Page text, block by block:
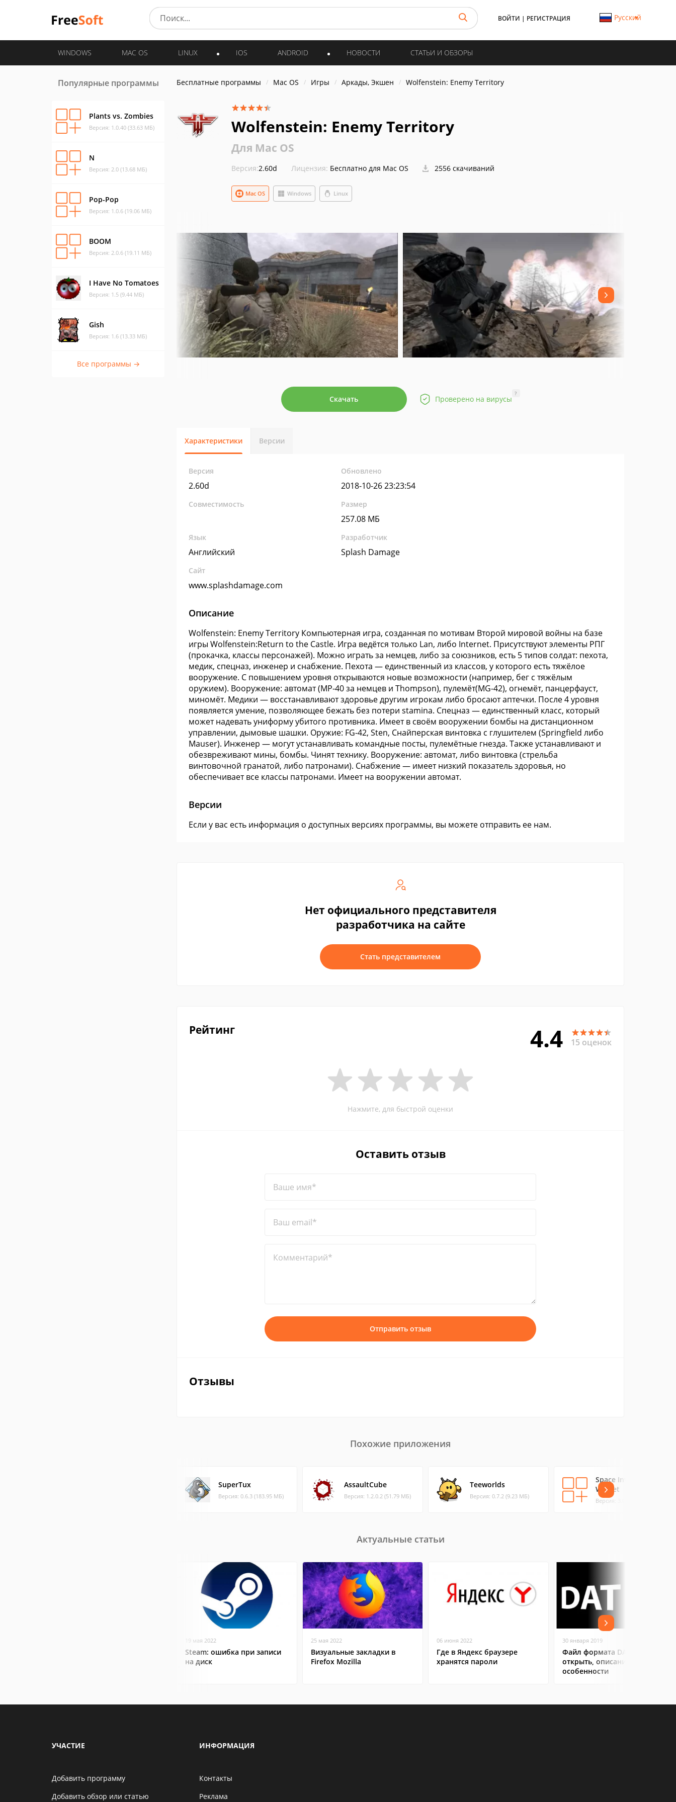
ВОЙТИ | РЕГИСТРАЦИЯ Русский
WINDOWS MAC OS LINUX IOS ANDROID НОВОСТИ СТАТЬИ И ОБЗОРЫ
Популярные программы
Plants vs. Zombies
Версия: 1.0.40 (33.63 МБ)
N
Версия: 2.0 (13.68 МБ)
Pop-Pop
Версия: 1.0.6 (19.06 МБ)
BOOM
Версия: 2.0.6 (19.11 МБ)
I Have No Tomatoes
Версия: 1.5 (9.44 МБ)
Gish
Версия: 1.6 (13.33 МБ)
Все программы →
Бесплатные программы Mac OS Игры Аркады, Экшен Wolfenstein: Enemy Territory
Wolfenstein: Enemy Territory
Для Mac OS
Версия:2.60d Лицензия: Бесплатно для Mac OS 2556 скачиваний
Windows
Mac OS Linux
Скачать Проверено на вирусы
?
Характеристики Версии
Версия
2.60d
Обновлено
2018-10-26 23:23:54
Совместимость Размер
257.08 МБ
Язык
Английский
Разработчик
Splash Damage
Сайт
www.splashdamage.com
Описание
Wolfenstein: Enemy Territory Компьютерная игра, созданная по мотивам Второй мировой войны на базе
игры Wolfenstein:Return to the Castle. Игра ведётся только Lan, либо Internet. Присутствуют элементы РПГ
(прокачка, классы персонажей). Можно играть за немцев, либо за союзников, есть 5 типов солдат: пехота,
медик, спецназ, инженер и снабжение. Пехота — единственный из классов, у которого есть тяжёлое
вооружение. С повышением уровня открываются новые возможности (например, бег с тяжёлым
оружием). Вооружение: автомат (MP-40 за немцев и Thompson), пулемёт(MG-42), огнемёт, панцерфауст,
миномёт. Медики — восстанавливают здоровье другим игрокам либо бросают аптечки. После 4 уровня
появляется умение, позволяющее бежать без потери stamina. Спецназ — единственный класс, который
может надевать униформу убитого противника. Имеет в своём вооружении бомбы на дистанционном
управлении, дымовые шашки. Оружие: FG-42, Sten, Снайперская винтовка с глушителем (Springfield либо
Mauser). Инженер — могут устанавливать командные посты, пулемётные гнезда. Также устанавливают и
обезвреживают мины, бомбы. Чинят технику. Вооружение: автомат, либо винтовка (стрельба
винтовочной гранатой, либо патронами). Снабжение — имеет низкий показатель здоровья, но
обеспечивает все классы патронами. Имеет на вооружении автомат.
Версии
Если у вас есть информация о доступных версиях программы, вы можете отправить ее нам.
Нет официального представителя
разработчика на сайте
Стать представителем
Рейтинг 4.4 15 оценок
Нажмите, для быстрой оценки
Оставить отзыв
Ваше имя*
Ваш email*
Комментарий*
Отправить отзыв
Отзывы
Похожие приложения
SuperTux
Версия: 0.6.3 (183.95 МБ)
AssaultCube
Версия: 1.2.0.2 (51.79 МБ)
Teeworlds
Версия: 0.7.2 (9.23 МБ)
Space Invaders
Widget
Версия: 3.0 (1.15 МБ)
Актуальные статьи
19 мая 2022
Steam: ошибка при записи
на диск
25 мая 2022
Визуальные закладки в
Firefox Mozilla
06 июня 2022
Где в Яндекс браузере
хранятся пароли
30 января 2019
Файл формата DAT: чем
открыть, описание,
особенности
УЧАСТИЕ
Добавить программу
Добавить обзор или статью
ИНФОРМАЦИЯ
Контакты
Реклама